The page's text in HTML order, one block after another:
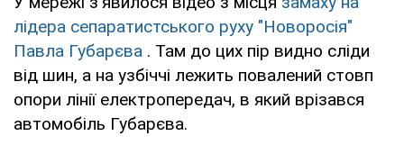
лідера сепаратистського руху "Новоросія"
Павла Губарєва . Там до цих пір видно сліди
від шин, а на узбіччі лежить повалений стовп
опори лінії електропередач, в який врізався
автомобіль Губарєва.